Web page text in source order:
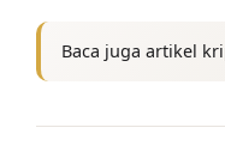
Baca juga artikel